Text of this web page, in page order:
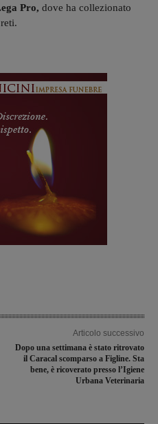
Pro, dove ha collezionato
Articolo successivo
Dopo una settimana è stato ritrovato
il Caracal scomparso a Figline. Sta
bene, è ricoverato presso l’Igiene
Urbana Veterinaria